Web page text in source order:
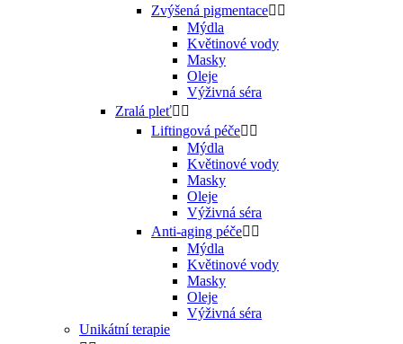
Zvýšená pigmentace 
Mýdla
Květinové vody
Masky
Oleje
Výživná séra
Zralá pleť 
Liftingová péče 
Mýdla
Květinové vody
Masky
Oleje
Výživná séra
Anti-aging péče 
Mýdla
Květinové vody
Masky
Oleje
Výživná séra
Unikátní terapie